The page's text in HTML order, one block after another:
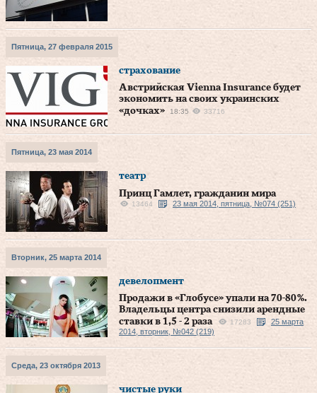
Пятница, 27 февраля 2015
страхование
Австрийская Vienna Insurance будет
экономить на своих украинских
«дочках»
18:35 33716
Пятница, 23 мая 2014
театр
Принц Гамлет, гражданин мира
13464 23 мая 2014, пятница, №074 (251)
Вторник, 25 марта 2014
девелопмент
Продажи в «Глобусе» упали на 70‑80 %.
Владельцы центра снизили арендные
ставки в 1,5 ‑ 2 раза
17283
25 марта
2014, вторник, №042 (219)
Среда, 23 октября 2013
чистые руки